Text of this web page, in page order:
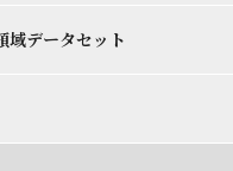
域データセット